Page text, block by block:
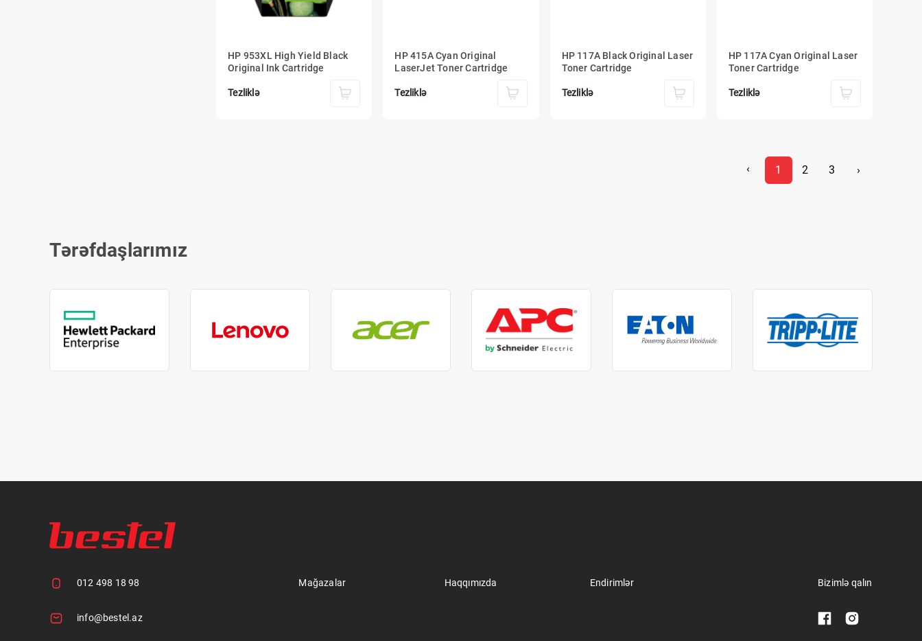
HP 953XL High Yield Black
Original Ink Cartridge
Tezliklə
HP 415A Cyan Original
LaserJet Toner Cartridge
Tezliklə
HP 117A Black Original Laser
Toner Cartridge
Tezliklə
HP 117A Cyan Original Laser
Toner Cartridge
Tezliklə
‹ 1 2 3 ›
Tərəfdaşlarımız
012 498 18 98
info@bestel.az
Mağazalar Haqqımızda Endirimlər Bizimlə qalın